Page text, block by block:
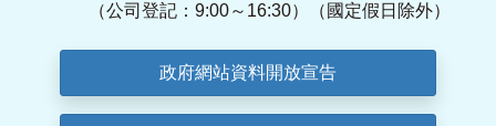
（公司登記：9:00～16:30）（國定假日除外）
政府網站資料開放宣告